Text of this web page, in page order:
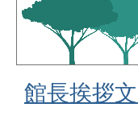
館長挨拶